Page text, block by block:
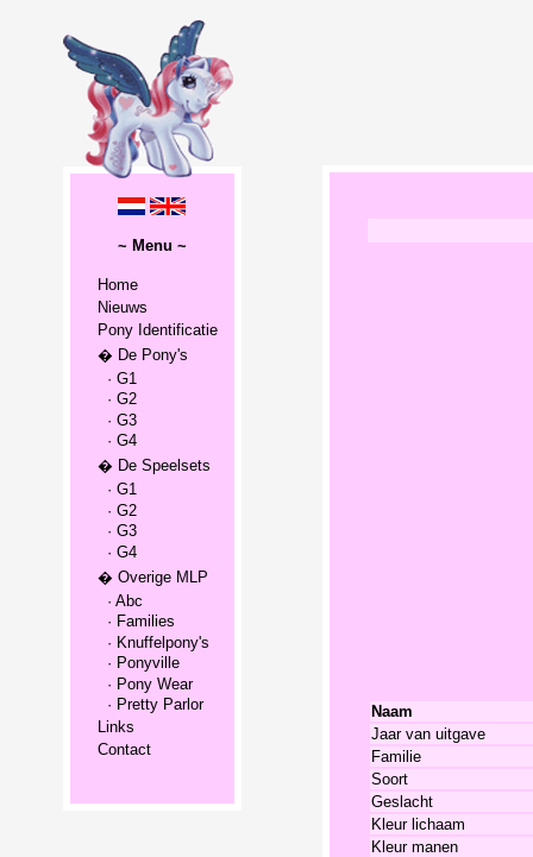
~ Menu ~
Home
Nieuws
Pony Identificatie
� De Pony's
· G1
· G2
· G3
· G4
� De Speelsets
· G1
· G2
· G3
· G4
� Overige MLP
· Abc
· Families
· Knuffelpony's
· Ponyville
· Pony Wear
· Pretty Parlor
Links
Contact
Naam
Jaar van uitgave
Familie
Soort
Geslacht
Kleur lichaam
Kleur manen